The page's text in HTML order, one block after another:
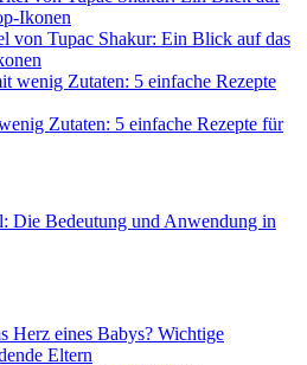
von Tupac Shakur: Ein Blick auf das
Zutaten: 5 einfache Rezepte für
Die Bedeutung und Anwendung in